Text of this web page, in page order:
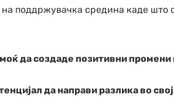
поддржувачка средина каде што
да создаде позитивни промени
да направи разлика во
Пријавете се на Е-билтенот
Николе.